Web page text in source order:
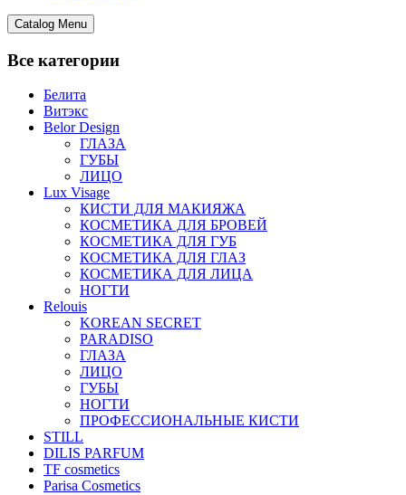
Catalog Menu
Все категории
Белита
Витэкс
Belor Design
ГЛАЗА
ГУБЫ
ЛИЦО
Lux Visage
КИСТИ ДЛЯ МАКИЯЖА
КОСМЕТИКА ДЛЯ БРОВЕЙ
КОСМЕТИКА ДЛЯ ГУБ
КОСМЕТИКА ДЛЯ ГЛАЗ
КОСМЕТИКА ДЛЯ ЛИЦА
НОГТИ
Relouis
KOREAN SECRET
PARADISO
ГЛАЗА
ЛИЦО
ГУБЫ
НОГТИ
ПРОФЕССИОНАЛЬНЫЕ КИСТИ
STILL
DILIS PARFUM
TF cosmetics
Parisa Cosmetics